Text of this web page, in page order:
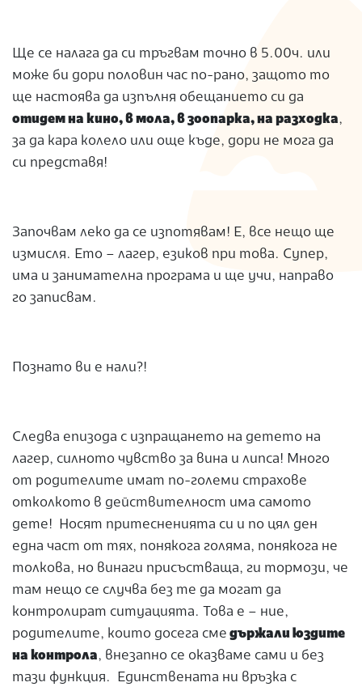
Ще се налага да си тръгвам точно в 5.00ч. или
може би дори половин час по-рано, защото то
ще настоява да изпълня обещанието си да
отидем на кино, в мола, в зоопарка, на разходка,
за да кара колело или още къде, дори не мога да
си представя!
Започвам леко да се изпотявам! Е, все нещо ще
измисля. Ето – лагер, езиков при това. Супер,
има и занимателна програма и ще учи, направо
го записвам.
Познато ви е нали?!
Следва епизода с изпращането на детето на
лагер, силното чувство за вина и липса! Много
от родителите имат по-големи страхове
отколкото в действителност има самото
дете! Носят притесненията си и по цял ден
една част от тях, понякога голяма, понякога не
толкова, но винаги присъстваща, ги тормози, че
там нещо се случва без те да могат да
контролират ситуацията. Това е – ние,
родителите, които досега сме държали юздите
на контрола, внезапно се оказваме сами и без
тази функция. Единствената ни връзка с